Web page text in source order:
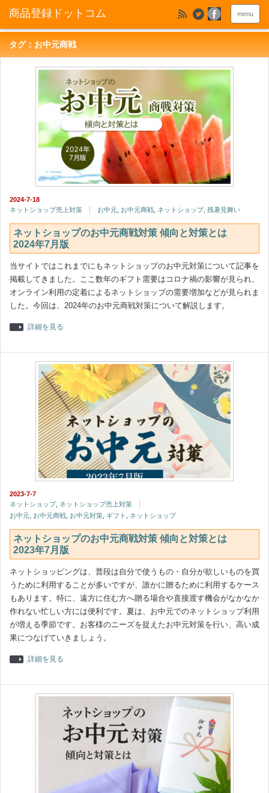
menu
タグ：お中元商戦
2024-7-18
ネットショップ売上対策
お中元 お中元商戦 ネットショップ, 残暑見舞い
ネットショップのお中元商戦対策 傾向と対策とは
2024年7月版
当サイトではこれまでにもネットショップのお中元対策について記事を
掲載してきました。ここ数年のギフト需要はコロナ禍の影響が見られ、
オンライン利用の定着によるネットショップの需要増加などが見られま
した。今回は、2024年のお中元商戦対策について解説します。
詳細を見る
2023-7-7
ネットショップ, ネットショップ売上対策
お中元 お中元商戦 お中元対策 ギフト ネットショップ
ネットショップのお中元商戦対策 傾向と対策とは
2023年7月版
ネットショッピングは、普段は自分で使うもの・自分が欲しいものを買
うために利用することが多いですが、誰かに贈るために利用するケース
もあります。特に、遠方に住む方へ贈る場合や直接渡す機会がなかなか
作れない忙しい方には便利です。夏は、お中元でのネットショップ利用
が増える季節です。お客様のニーズを捉えたお中元対策を行い、高い成
果につなげていきましょう。
詳細を見る